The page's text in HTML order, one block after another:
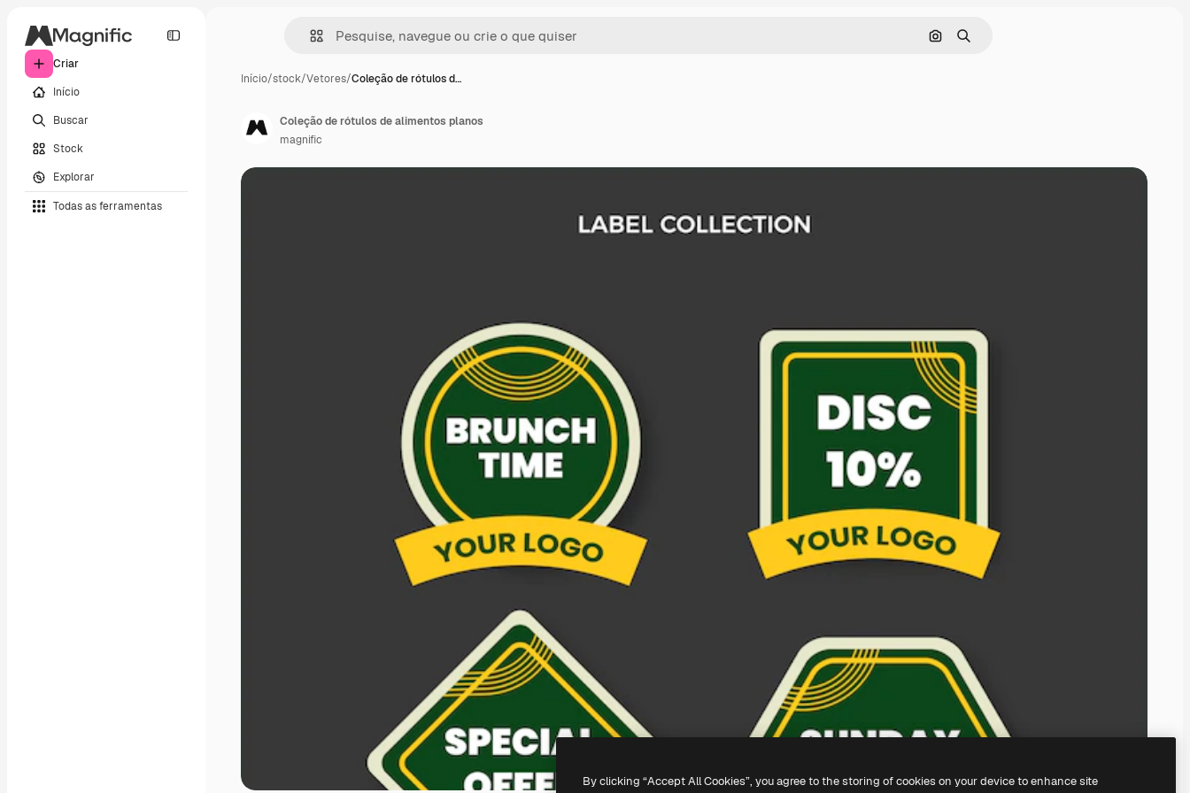
Criar
Início
Buscar
Stock
Explorar
Todas as ferramentas
Pesquisar por imagem
Buscar
Início/stock/Vetores/Coleção de rótulos d…
Coleção de rótulos de alimentos planos
magnific
By clicking “Accept All Cookies”, you agree to the storing of cookies on your device to enhance site